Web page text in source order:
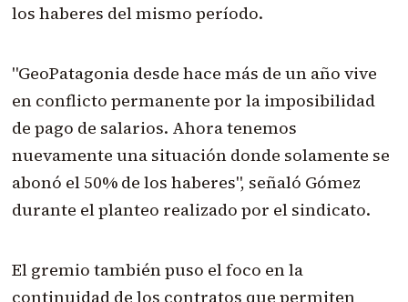
los haberes del mismo período.
"GeoPatagonia desde hace más de un año vive
en conflicto permanente por la imposibilidad
de pago de salarios. Ahora tenemos
nuevamente una situación donde solamente se
abonó el 50% de los haberes", señaló Gómez
durante el planteo realizado por el sindicato.
El gremio también puso el foco en la
continuidad de los contratos que permiten